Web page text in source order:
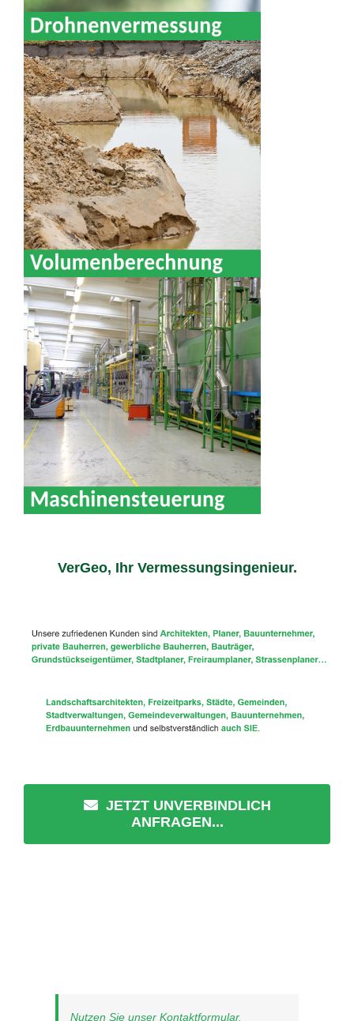
VerGeo, Ihr Vermessungsingenieur.
JETZT UNVERBINDLICH
ANFRAGEN...
Nutzen Sie unser Kontaktformular.